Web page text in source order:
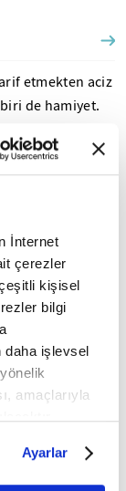
İnternet
çerezler
kişisel
bilgi
daha işlevsel
amaçlarıyla
bilgi için
Ayarlar
etmekten aciz
de hamiyet.
10 Muharrem
anılırken...
ve inançlarını